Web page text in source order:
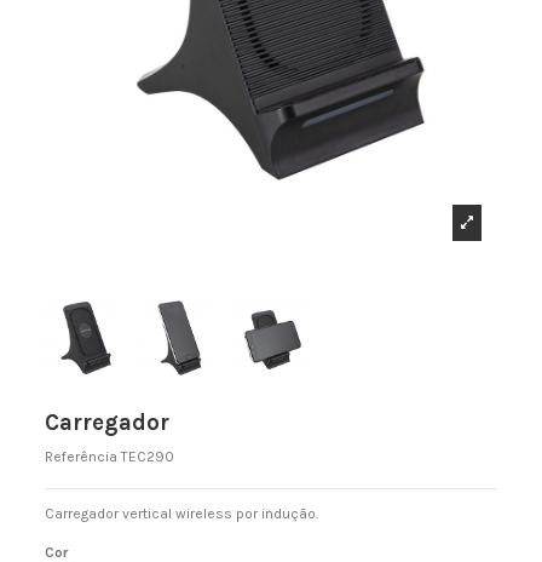
Carregador
Referência TEC290
Carregador vertical wireless por indução.
Cor